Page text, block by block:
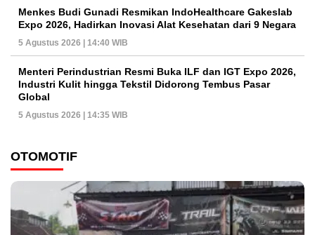
Menkes Budi Gunadi Resmikan IndoHealthcare Gakeslab
Expo 2026, Hadirkan Inovasi Alat Kesehatan dari 9 Negara
5 Agustus 2026 | 14:40 WIB
Menteri Perindustrian Resmi Buka ILF dan IGT Expo 2026,
Industri Kulit hingga Tekstil Didorong Tembus Pasar
Global
5 Agustus 2026 | 14:35 WIB
OTOMOTIF